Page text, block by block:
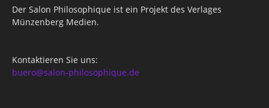
Der Salon Philosophique ist ein Projekt des Verlages
Münzenberg Medien.
Kontaktieren Sie uns:
buero@salon-philosophique.de